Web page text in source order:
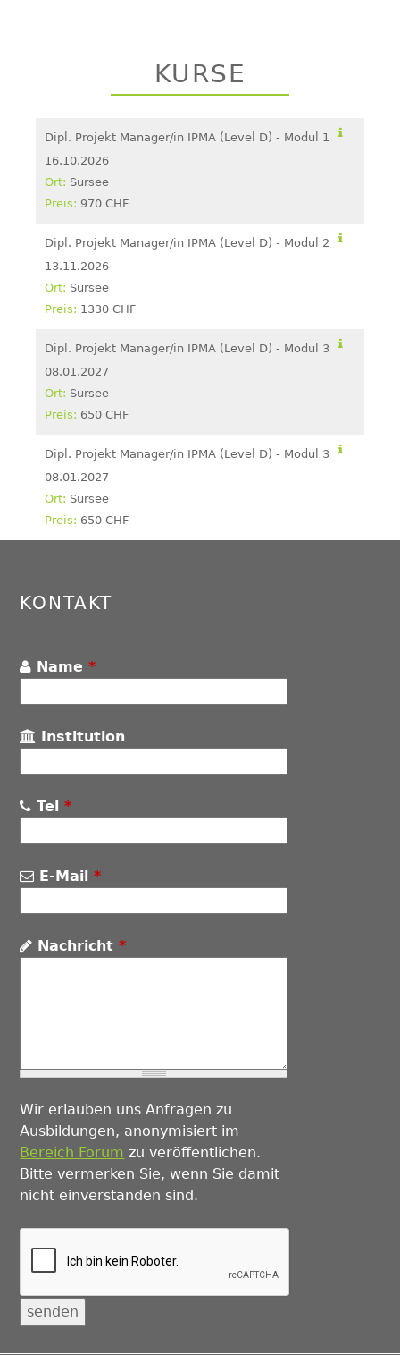
KURSE
Dipl. Projekt Manager/in IPMA (Level D) - Modul 1
16.10.2026
Sursee
970 CHF
Dipl. Projekt Manager/in IPMA (Level D) - Modul 2
13.11.2026
Sursee
1330 CHF
Dipl. Projekt Manager/in IPMA (Level D) - Modul 3
08.01.2027
Sursee
650 CHF
Dipl. Projekt Manager/in IPMA (Level D) - Modul 3
08.01.2027
Sursee
650 CHF
Back
to
KONTAKT
Name*
Institution
Tel*
E-Mail*
Nachricht*
Wir erlauben uns Anfragen zu
Ausbildungen, anonymisiert im
Bereich Forum zu veröffentlichen.
Bitte vermerken Sie, wenn Sie damit
nicht einverstanden sind.